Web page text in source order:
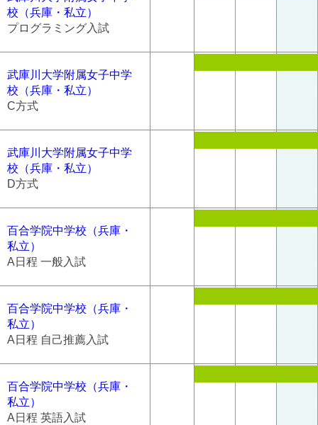
校（兵庫・私立）
プログラミング入試
武庫川大学附属女子中学
校（兵庫・私立）
C方式
武庫川大学附属女子中学
校（兵庫・私立）
D方式
百合学院中学校（兵庫・
私立）
A日程 一般入試
百合学院中学校（兵庫・
私立）
A日程 自己推薦入試
百合学院中学校（兵庫・
私立）
A日程 英語入試